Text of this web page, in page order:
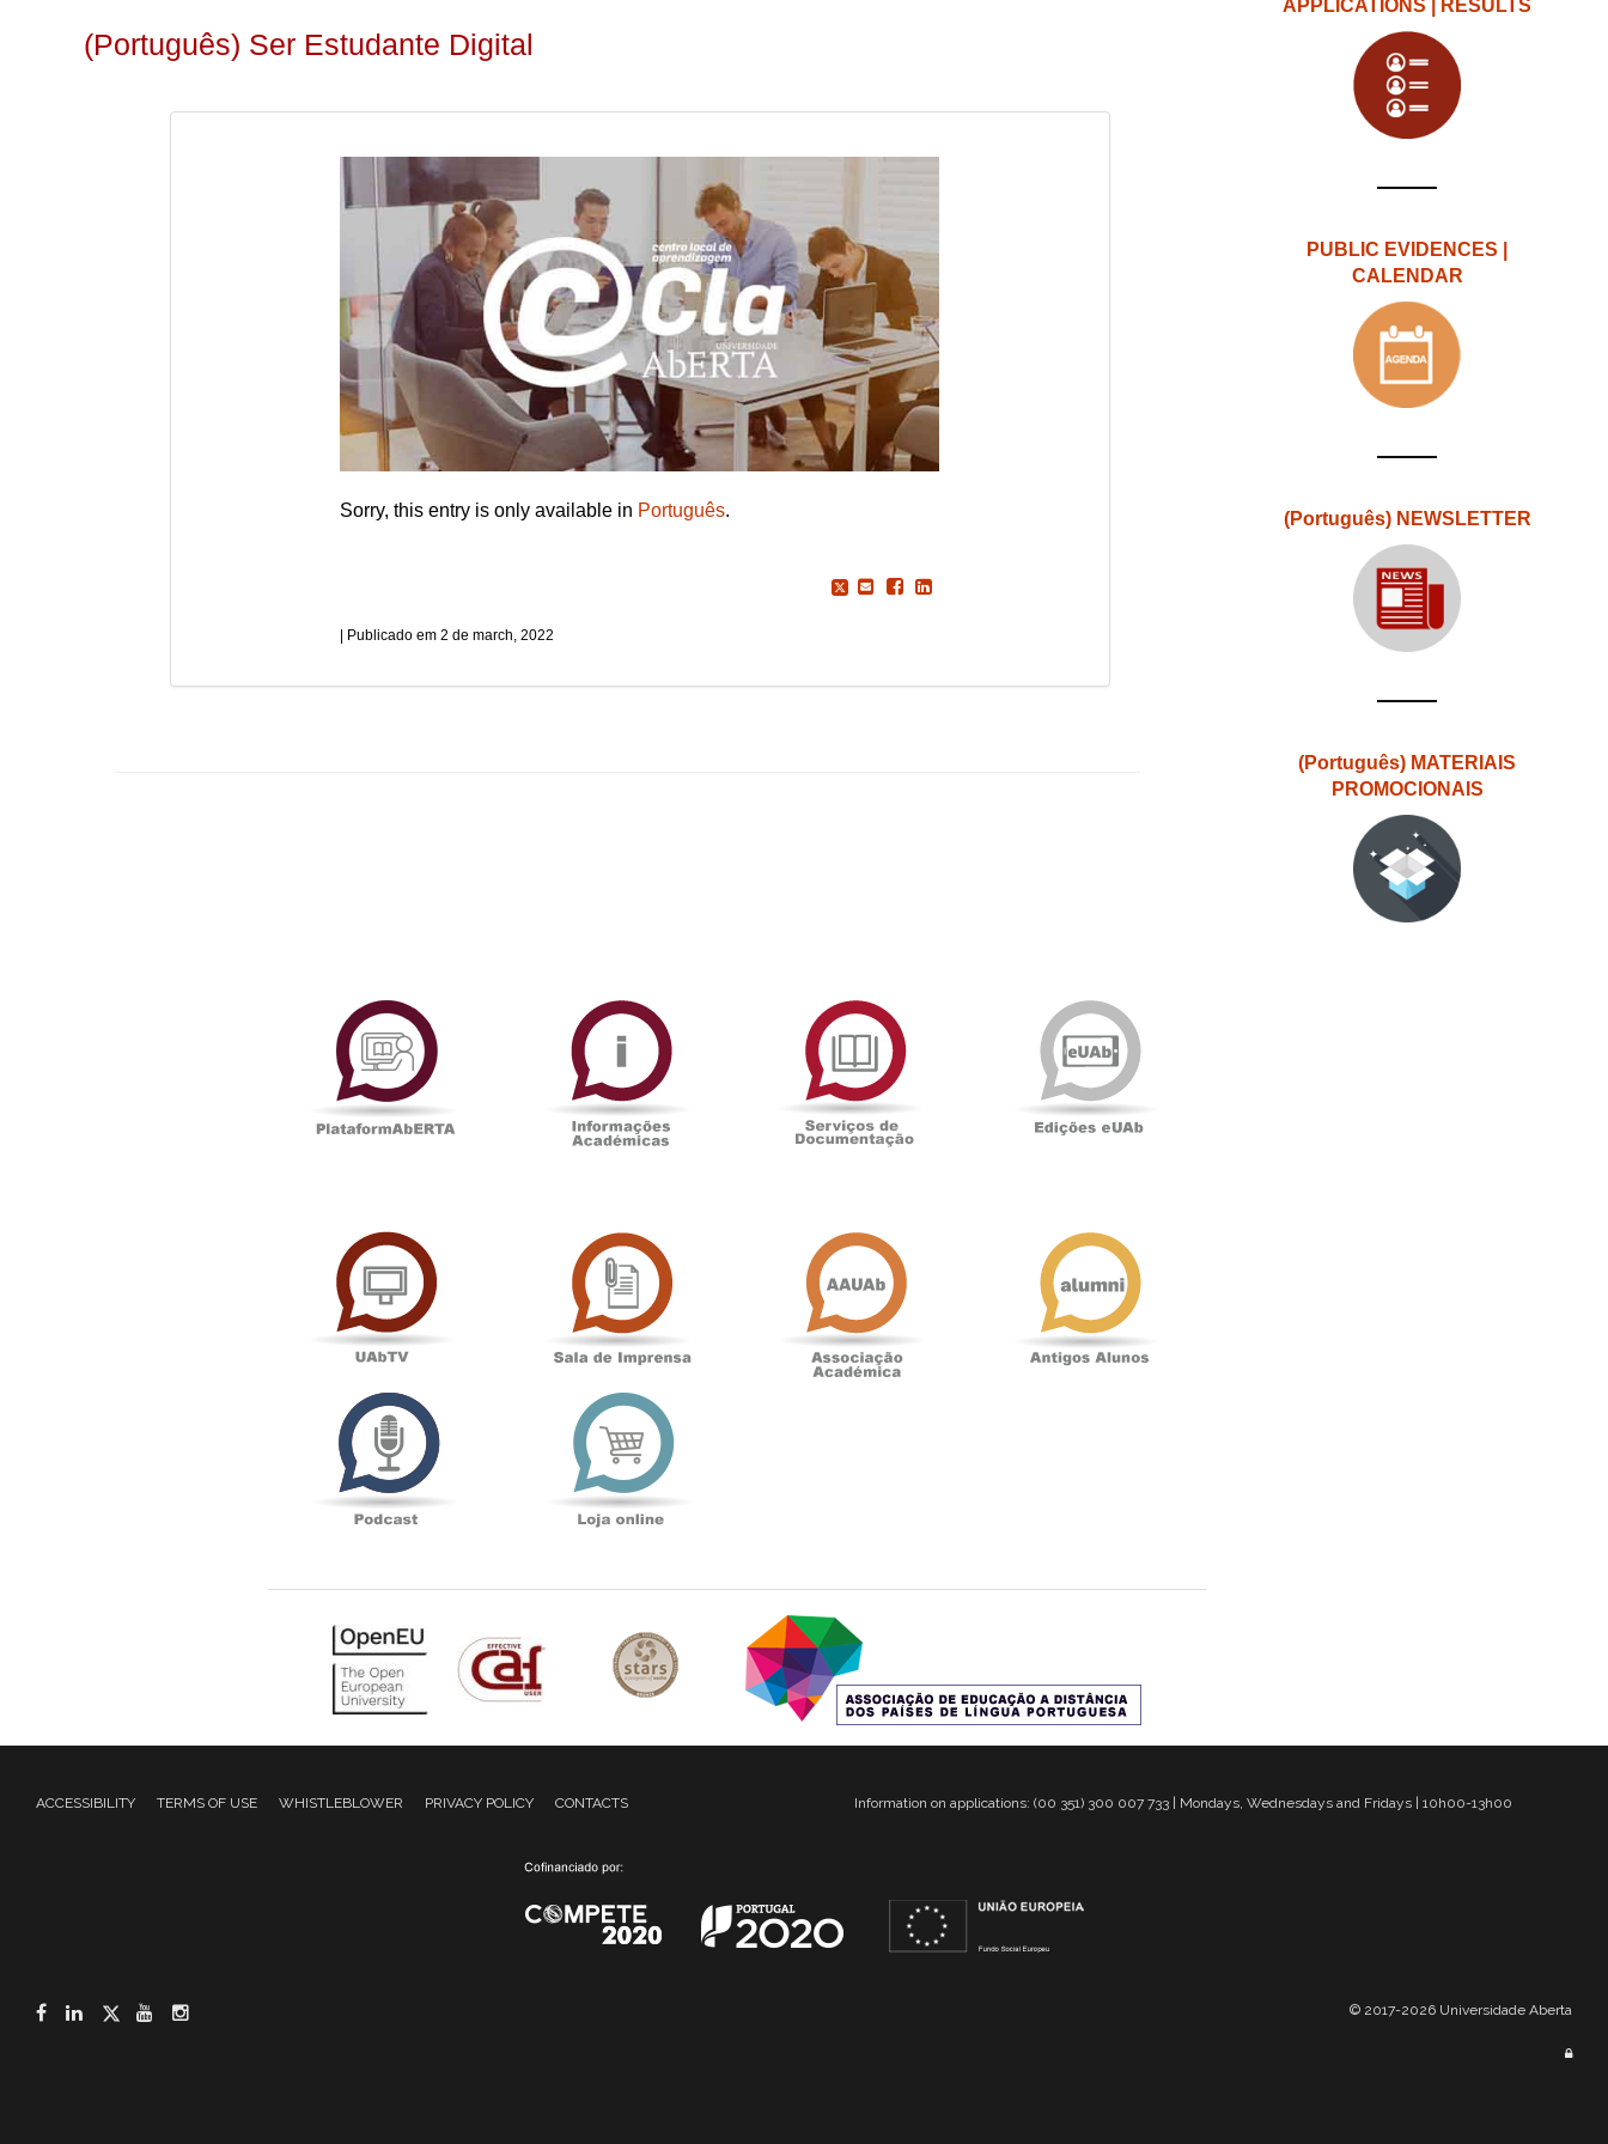
(Português) Ser Estudante Digital
Sorry, this entry is only available in Português.
2 de march, 2022
APPLICATIONS | RESULTS
PUBLIC EVIDENCES |
CALENDAR
(Português) NEWSLETTER
(Português) MATERIAIS
PROMOCIONAIS
PlataformAberta
Académicas
Documentação
ACCESSIBILITY TERMS OF USE WHISTLEBLOWER PRIVACY POLICY CONTACTS Information on applications: (00 351) 300 007 733 | Mondays, Wednesdays and Fridays | 10h00-13h00
Facebook
LinkedIn
Twitter
YouTube © 2017-2026 Universidade Aberta